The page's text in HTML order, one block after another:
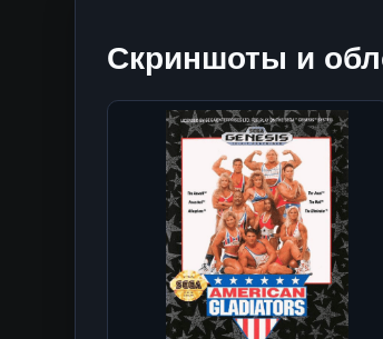
Скриншоты и